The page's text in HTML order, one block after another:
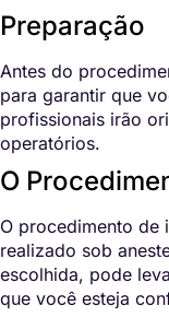
Preparação
Antes do
para garantir que
profissionais irão
operatórios.
O
O procedimento de
realizado sob
escolhida, pode
que você esteja